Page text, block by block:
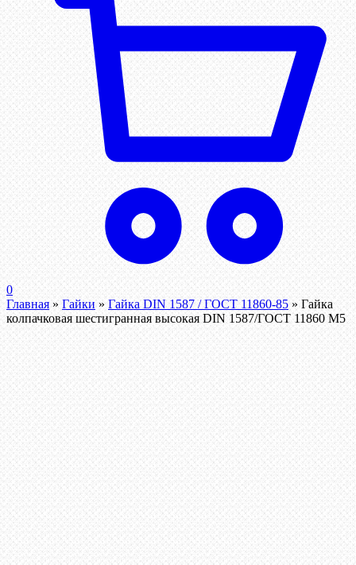
0
Главная » Гайки » Гайка DIN 1587 / ГОСТ 11860-85 » Гайка
колпачковая шестигранная высокая DIN 1587/ГОСТ 11860 М5